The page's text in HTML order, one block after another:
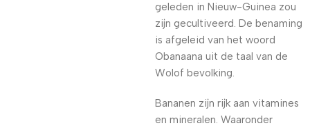
geleden in Nieuw-Guinea zou
zijn gecultiveerd. De benaming
is afgeleid van het woord
Obanaana uit de taal van de
Wolof bevolking.
Bananen zijn rijk aan vitamines
en mineralen. Waaronder